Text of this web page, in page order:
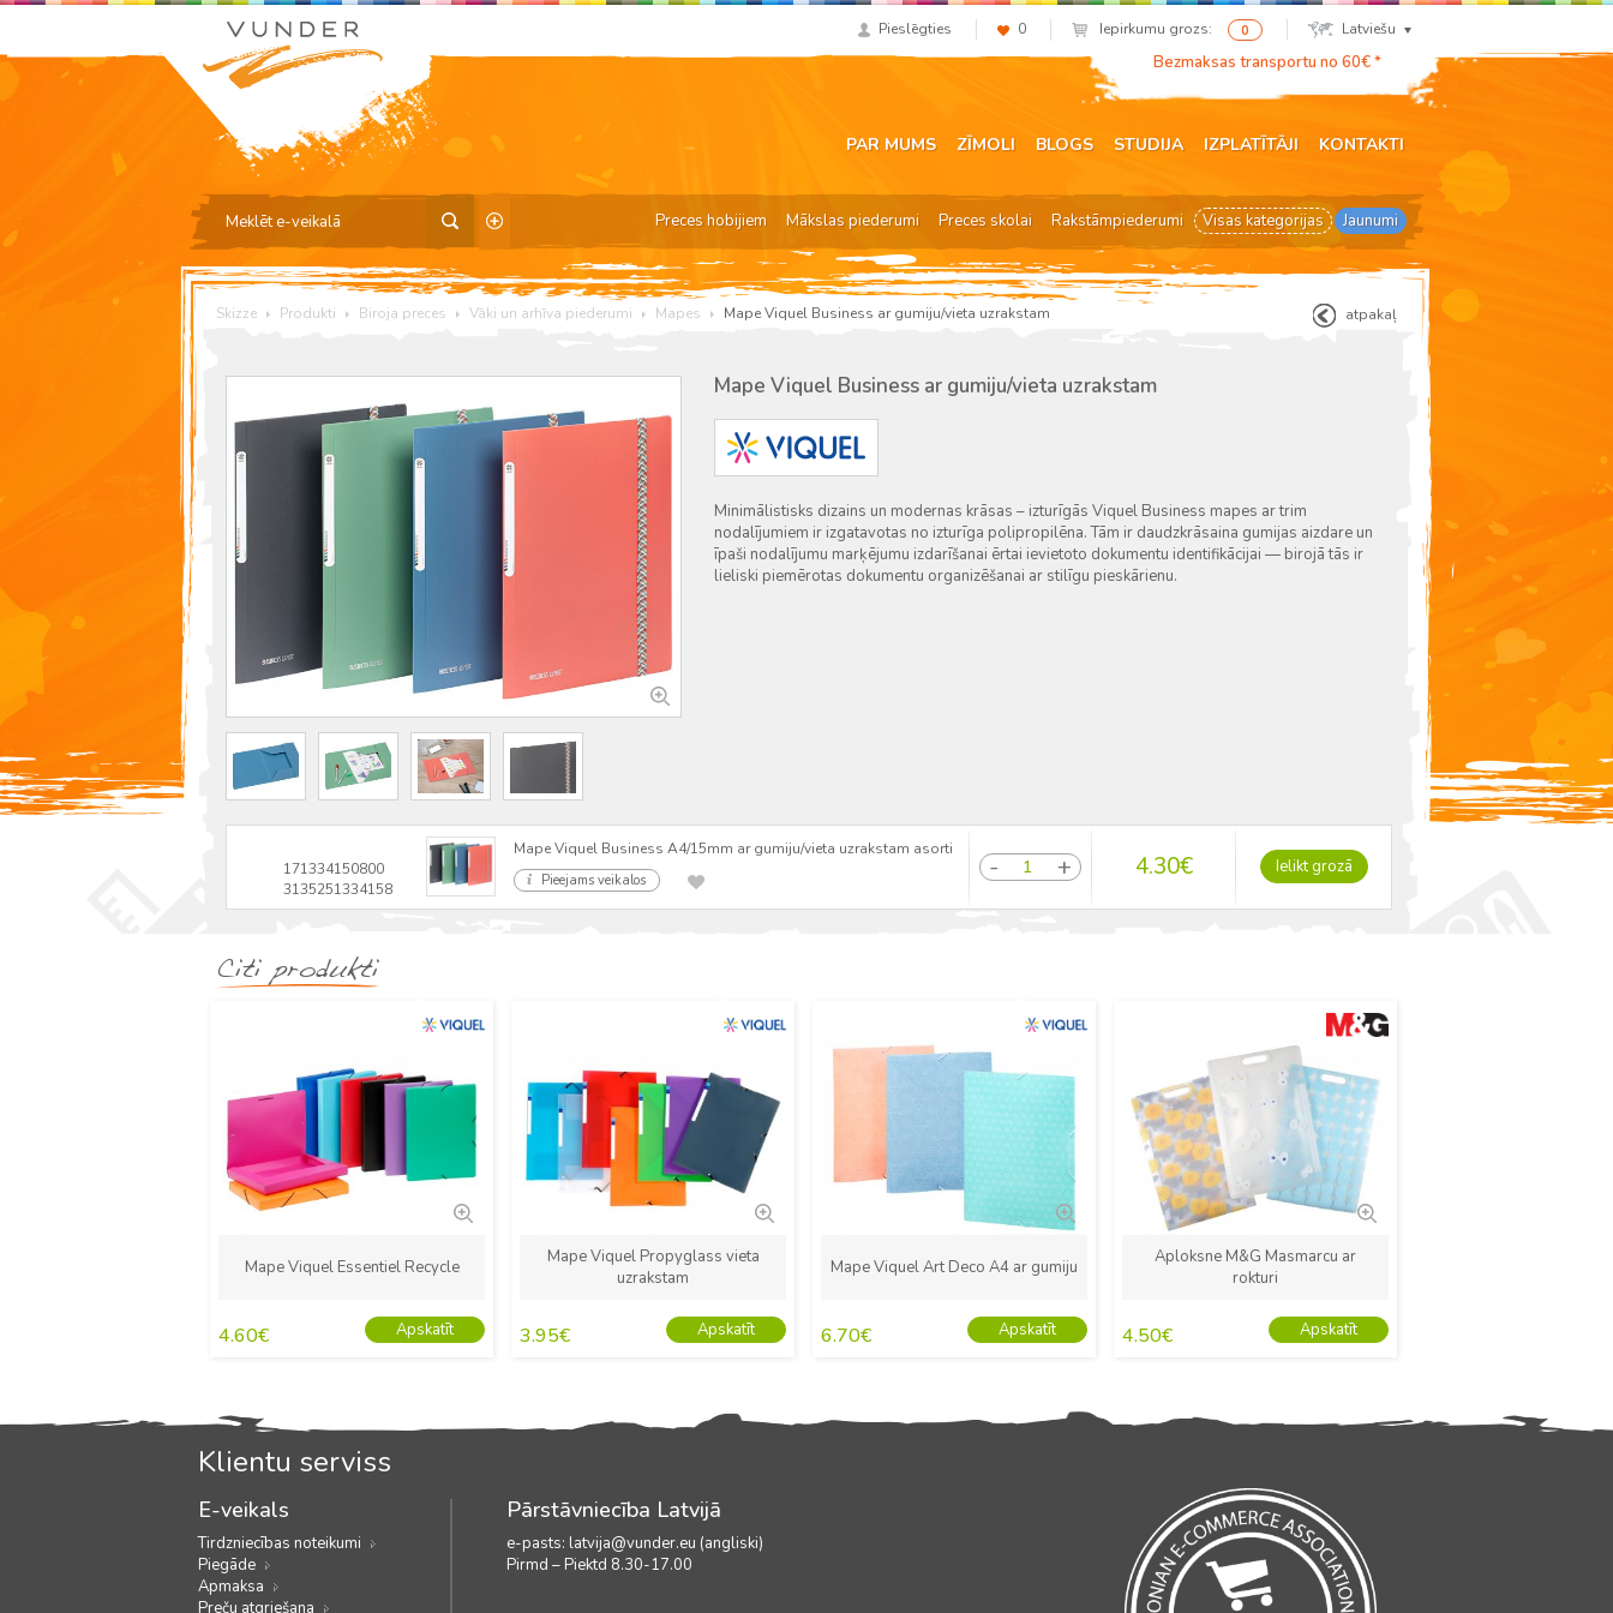
Pieslēgties 0 Iepirkumu grozs: 0 Latviešu
Bezmaksas transportu no 60€ *
PAR MUMS ZĪMOLI BLOGS STUDIJA IZPLATĪTĀJI KONTAKTI
Preces hobijiem Mākslas piederumi Preces skolai Rakstāmpiederumi Visas kategorijas Jaunumi
Skizze Produkti Biroja preces Vāki un arhīva piederumi Mapes Mape Viquel Business ar gumiju/vieta uzrakstam atpakaļ
Mape Viquel Business ar gumiju/vieta uzrakstam
Minimālistisks dizains un modernas krāsas – izturīgās Viquel Business mapes ar trim
nodalījumiem ir izgatavotas no izturīga polipropilēna. Tām ir daudzkrāsaina gumijas aizdare un
īpaši nodalījumu marķējumu izdarīšanai ērtai ievietoto dokumentu identifikācijai — birojā tās ir
lieliski piemērotas dokumentu organizēšanai ar stilīgu pieskārienu.
171334150800
3135251334158
Mape Viquel Business A4/15mm ar gumiju/vieta uzrakstam asorti
Pieejams veikalos 4.30€ Ielikt grozā
Citi produkti
Mape Viquel Essentiel Recycle
4.60€ Apskatīt
Mape Viquel Propyglass vieta
uzrakstam
3.95€ Apskatīt
Mape Viquel Art Deco A4 ar gumiju
6.70€ Apskatīt
Aploksne M&G Masmarcu ar
rokturi
4.50€ Apskatīt
Klientu serviss
E-veikals
Tirdzniecības noteikumi
Piegāde
Apmaksa
Preču atgriešana
Pārstāvniecība Latvijā
e-pasts: latvija@vunder.eu (angliski)
Pirmd – Piektd 8.30-17.00